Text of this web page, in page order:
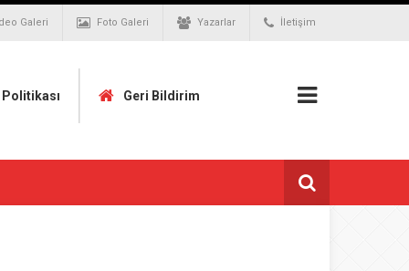
Galeri Foto Galeri Yazarlar İletişim
Geri Bildirim